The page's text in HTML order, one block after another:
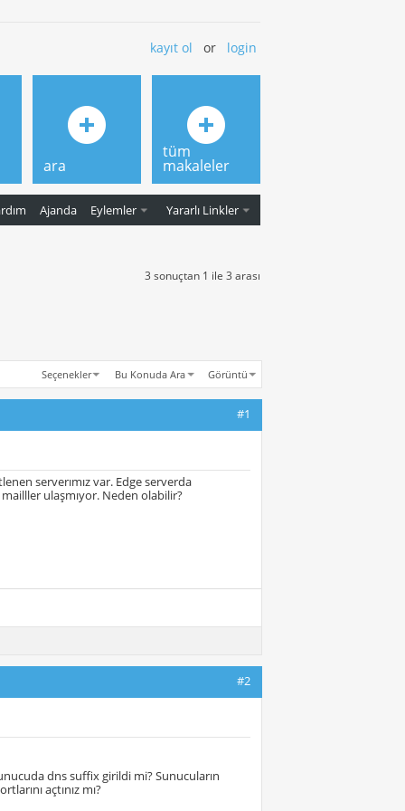
kayıt ol or login
Ajanda Eylemler Yararlı Linkler
ara
tüm
makaleler
3 sonuçtan 1 ile 3 arası
Seçenekler Bu Konuda Ara Görüntü
#1
serverımız var. Edge serverda
ulaşmıyor. Neden olabilir?
#2
dns suffix girildi mi? Sunucuların
açtınız mı?